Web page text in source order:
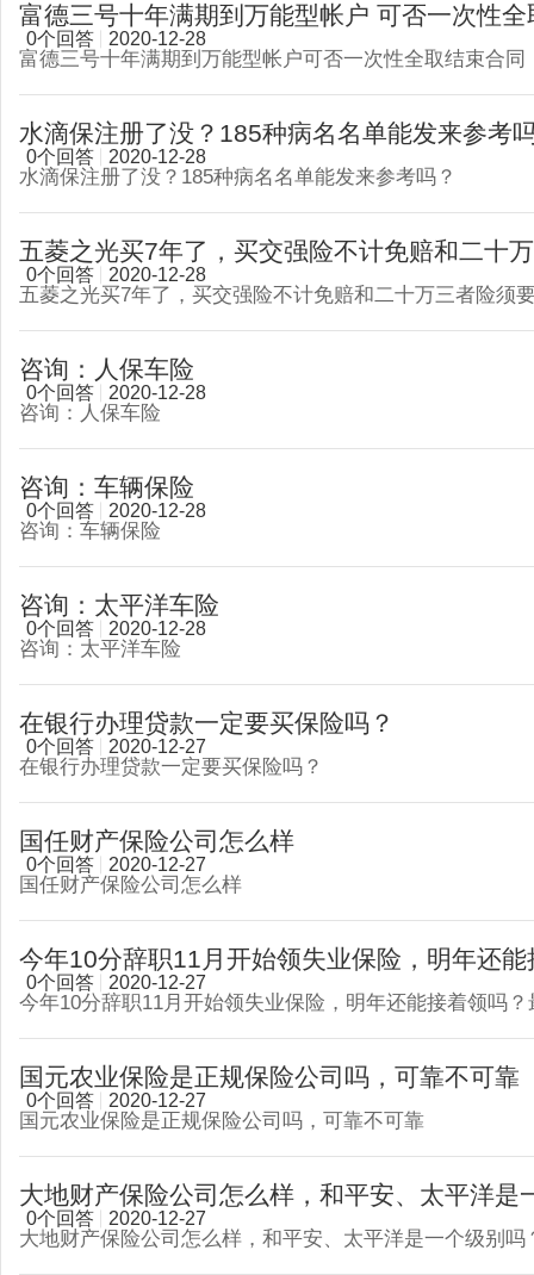
富德三号十年满期到万能型帐户 可否一次性全
0个回答 2020-12-28
富德三号十年满期到万能型帐户可否一次性全取结束合同
水滴保注册了没？185种病名名单能发来参考
0个回答 2020-12-28
水滴保注册了没？185种病名名单能发来参考吗？
五菱之光买7年了，买交强险不计免赔和二十
0个回答 2020-12-28
五菱之光买7年了，买交强险不计免赔和二十万三者险须
咨询：人保车险
0个回答 2020-12-28
咨询：人保车险
咨询：车辆保险
0个回答 2020-12-28
咨询：车辆保险
咨询：太平洋车险
0个回答 2020-12-28
咨询：太平洋车险
在银行办理贷款一定要买保险吗？
0个回答 2020-12-27
在银行办理贷款一定要买保险吗？
国任财产保险公司怎么样
0个回答 2020-12-27
国任财产保险公司怎么样
今年10分辞职11月开始领失业保险，明年还能
0个回答 2020-12-27
今年10分辞职11月开始领失业保险，明年还能接着领吗
国元农业保险是正规保险公司吗，可靠不可靠
0个回答 2020-12-27
国元农业保险是正规保险公司吗，可靠不可靠
大地财产保险公司怎么样，和平安、太平洋是
0个回答 2020-12-27
大地财产保险公司怎么样，和平安、太平洋是一个级别吗